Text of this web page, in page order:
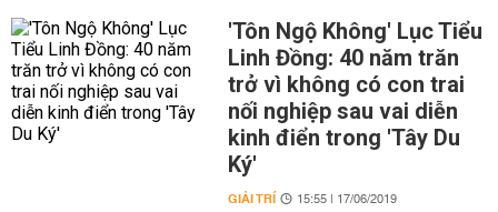
'Tôn Ngộ Không' Lục Tiểu
Linh Đồng: 40 năm trăn
trở vì không có con trai
nối nghiệp sau vai diễn
kinh điển trong 'Tây Du
Ký'
GIẢI TRÍ 15:55 | 17/06/2019